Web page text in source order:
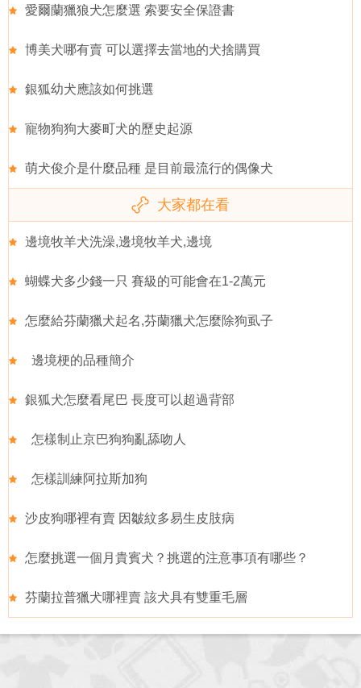
愛爾蘭獵狼犬怎麼選 索要安全保證書
博美犬哪有賣 可以選擇去當地的犬捨購買
銀狐幼犬應該如何挑選
寵物狗狗大麥町犬的歷史起源
萌犬俊介是什麼品種 是目前最流行的偶像犬
大家都在看
邊境牧羊犬洗澡,邊境牧羊犬,邊境
蝴蝶犬多少錢一只 賽級的可能會在1-2萬元
怎麼給芬蘭獵犬起名,芬蘭獵犬怎麼除狗虱子
邊境梗的品種簡介
銀狐犬怎麼看尾巴 長度可以超過背部
怎樣制止京巴狗狗亂舔吻人
怎樣訓練阿拉斯加狗
沙皮狗哪裡有賣 因皺紋多易生皮肢病
怎麼挑選一個月貴賓犬？挑選的注意事項有哪些？
芬蘭拉普獵犬哪裡賣 該犬具有雙重毛層